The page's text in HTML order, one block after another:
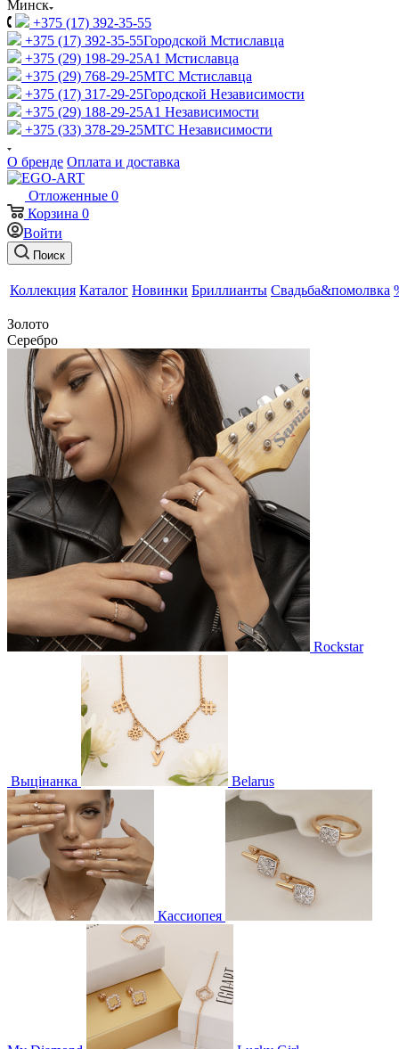
Минск
+375 (17) 392-35-55
+375 (17) 392-35-55Городской Мстиславца
+375 (29) 198-29-25A1 Мстиславца
+375 (29) 768-29-25МТС Мстиславца
+375 (17) 317-29-25Городской Независимости
+375 (29) 188-29-25A1 Независимости
+375 (33) 378-29-25МТС Независимости
О бренде Оплата и доставка
Отложенные 0
Корзина 0
Войти
Поиск
Коллекция Каталог Новинки Бриллианты Свадьба&помолвка
Золото
Серебро
Rockstar
Выцінанка Belarus
Кассиопея